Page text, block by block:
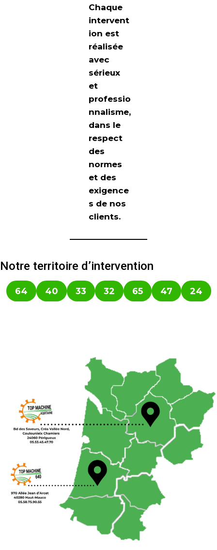
Chaque
intervent
ion est
réalisée
avec
sérieux
et
professio
nnalisme,
dans le
respect
des
normes
et des
exigence
s de nos
clients.
Notre territoire d’intervention
64 40 33 32 65 47 24